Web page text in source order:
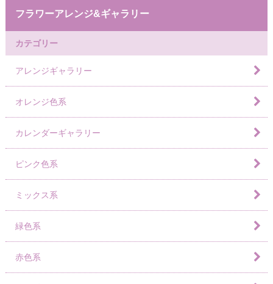
フラワーアレンジ&ギャラリー
カテゴリー
アレンジギャラリー
オレンジ色系
カレンダーギャラリー
ピンク色系
ミックス系
緑色系
赤色系